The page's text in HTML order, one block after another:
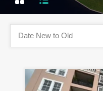
Date New to Old